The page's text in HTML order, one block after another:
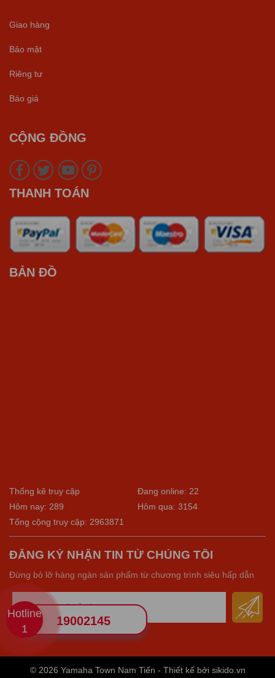
Giao hàng
Bảo mật
Riêng tư
Báo giá
CỘNG ĐỒNG
THANH TOÁN
BẢN ĐỒ
Thống kê truy cập
Đang online: 22
Hôm nay: 289
Hôm qua: 3154
Tổng cộng truy cập: 2963871
ĐĂNG KÝ NHẬN TIN TỪ CHÚNG TÔI
Đừng bỏ lỡ hàng ngàn sản phẩm từ chương trình siêu hấp dẫn
© 2026 Yamaha Town Nam Tiến - Thiết kế bởi sikido.vn
Hotline
1
19002145